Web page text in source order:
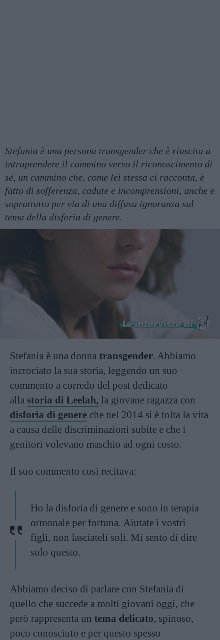
Stefania è una persona transgender che è riuscita a
intraprendere il cammino verso il riconoscimento di
sé, un cammino che, come lei stessa ci racconta, è
fatto di sofferenza, cadute e incomprensioni, anche e
soprattutto per via di una diffusa ignoranza sul
tema della disforia di genere.
Stefania è una donna transgender. Abbiamo
incrociato la sua storia, leggendo un suo
commento a corredo del post dedicato
alla storia di Leelah, la giovane ragazza con
disforia di genere che nel 2014 si è tolta la vita
a causa delle discriminazioni subite e che i
genitori volevano maschio ad ogni costo.
Il suo commento così recitava:
Ho la disforia di genere e sono in terapia
ormonale per fortuna. Aiutate i vostri
figli, non lasciateli soli. Mi sento di dire
solo questo.
Abbiamo deciso di parlare con Stefania di
quello che succede a molti giovani oggi, che
però rappresenta un tema delicato, spinoso,
poco conosciuto e per questo spesso